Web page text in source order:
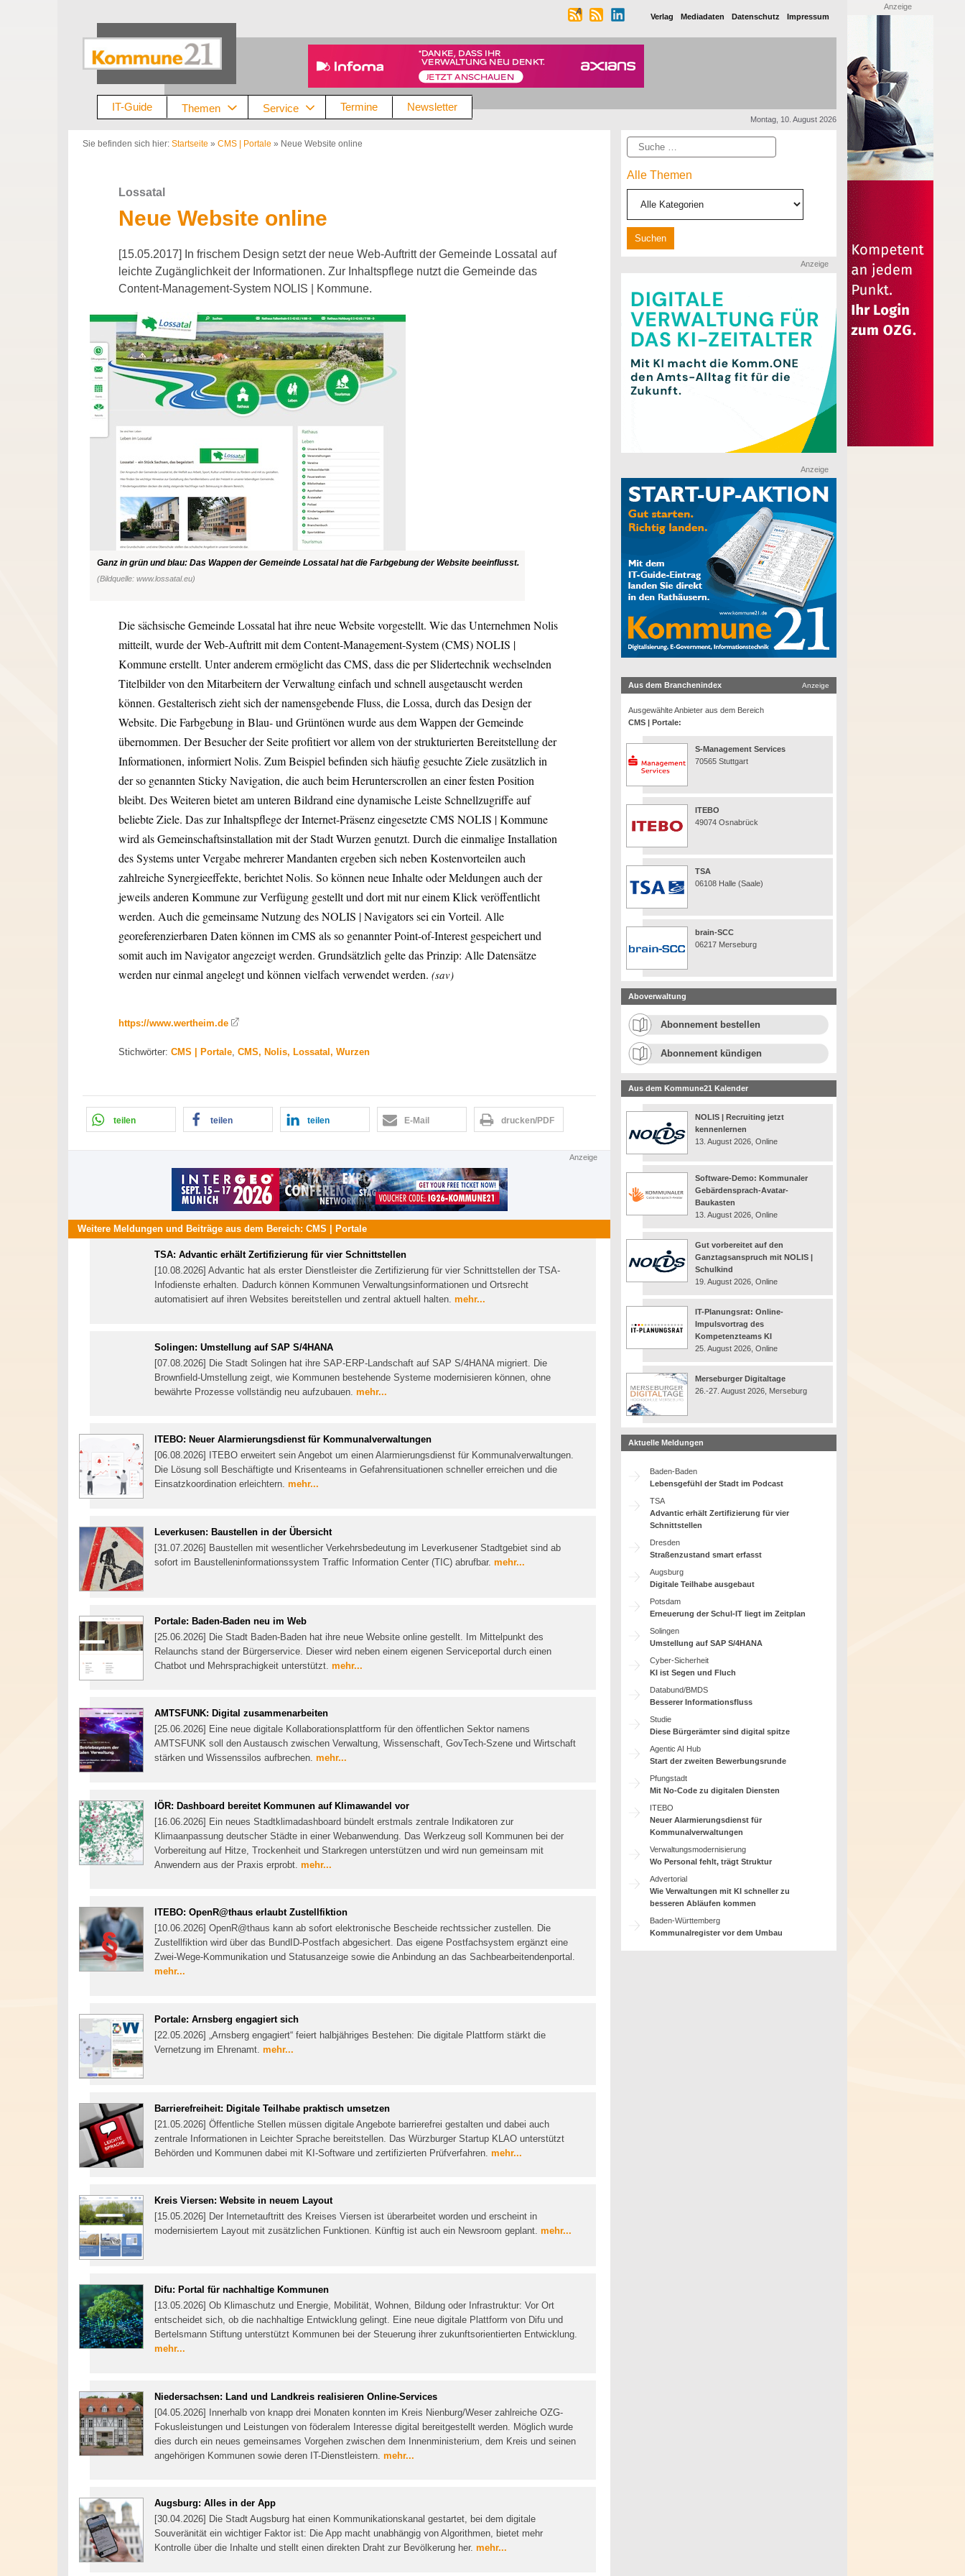
Verlag Mediadaten Datenschutz Impressum
IT-Guide Themen Service Termine Newsletter
Montag, 10. August 2026
Sie befinden sich hier: Startseite » CMS | Portale » Neue Website online
Lossatal
Neue Website online
[15.05.2017] In frischem Design setzt der neue Web-Auftritt der Gemeinde Lossatal auf
leichte Zugänglichkeit der Informationen. Zur Inhaltspflege nutzt die Gemeinde das
Content-Management-System NOLIS | Kommune.
Ganz in grün und blau: Das Wappen der Gemeinde Lossatal hat die Farbgebung der Website beeinflusst.
(Bildquelle: www.lossatal.eu)
Die sächsische Gemeinde Lossatal hat ihre neue Website vorgestellt. Wie das Unternehmen Nolis
mitteilt, wurde der Web-Auftritt mit dem Content-Management-System (CMS) NOLIS |
Kommune erstellt. Unter anderem ermöglicht das CMS, dass die per Slidertechnik wechselnden
Titelbilder von den Mitarbeitern der Verwaltung einfach und schnell ausgetauscht werden
können. Gestalterisch zieht sich der namensgebende Fluss, die Lossa, durch das Design der
Website. Die Farbgebung in Blau- und Grüntönen wurde aus dem Wappen der Gemeinde
übernommen. Der Besucher der Seite profitiert vor allem von der strukturierten Bereitstellung der
Informationen, informiert Nolis. Zum Beispiel befinden sich häufig gesuchte Ziele zusätzlich in
der so genannten Sticky Navigation, die auch beim Herunterscrollen an einer festen Position
bleibt. Des Weiteren bietet am unteren Bildrand eine dynamische Leiste Schnellzugriffe auf
beliebte Ziele. Das zur Inhaltspflege der Internet-Präsenz eingesetzte CMS NOLIS | Kommune
wird als Gemeinschaftsinstallation mit der Stadt Wurzen genutzt. Durch die einmalige Installation
des Systems unter Vergabe mehrerer Mandanten ergeben sich neben Kostenvorteilen auch
zahlreiche Synergieeffekte, berichtet Nolis. So können neue Inhalte oder Meldungen auch der
jeweils anderen Kommune zur Verfügung gestellt und dort mit nur einem Klick veröffentlicht
werden. Auch die gemeinsame Nutzung des NOLIS | Navigators sei ein Vorteil. Alle
georeferenzierbaren Daten können im CMS als so genannter Point-of-Interest gespeichert und
somit auch im Navigator angezeigt werden. Grundsätzlich gelte das Prinzip: Alle Datensätze
werden nur einmal angelegt und können vielfach verwendet werden. (sav)
https://www.wertheim.de
Stichwörter: CMS | Portale CMS, Nolis, Lossatal, Wurzen
teilen teilen teilen E-Mail drucken/PDF
Anzeige
Weitere Meldungen und Beiträge aus dem Bereich: CMS | Portale
TSA: Advantic erhält Zertifizierung für vier Schnittstellen
[10.08.2026] Advantic hat als erster Dienstleister die Zertifizierung für vier Schnittstellen der TSA-
Infodienste erhalten. Dadurch können Kommunen Verwaltungsinformationen und Ortsrecht
automatisiert auf ihren Websites bereitstellen und zentral aktuell halten. mehr...
Solingen: Umstellung auf SAP S/4HANA
[07.08.2026] Die Stadt Solingen hat ihre SAP-ERP-Landschaft auf SAP S/4HANA migriert. Die
Brownfield-Umstellung zeigt, wie Kommunen bestehende Systeme modernisieren können, ohne
bewährte Prozesse vollständig neu aufzubauen. mehr...
ITEBO: Neuer Alarmierungsdienst für Kommunalverwaltungen
[06.08.2026] ITEBO erweitert sein Angebot um einen Alarmierungsdienst für Kommunalverwaltungen.
Die Lösung soll Beschäftigte und Krisenteams in Gefahrensituationen schneller erreichen und die
Einsatzkoordination erleichtern. mehr...
Leverkusen: Baustellen in der Übersicht
[31.07.2026] Baustellen mit wesentlicher Verkehrsbedeutung im Leverkusener Stadtgebiet sind ab
sofort im Baustelleninformationssystem Traffic Information Center (TIC) abrufbar. mehr...
Portale: Baden-Baden neu im Web
[25.06.2026] Die Stadt Baden-Baden hat ihre neue Website online gestellt. Im Mittelpunkt des
Relaunchs stand der Bürgerservice. Dieser wird neben einem eigenen Serviceportal durch einen
Chatbot und Mehrsprachigkeit unterstützt. mehr...
AMTSFUNK: Digital zusammenarbeiten
[25.06.2026] Eine neue digitale Kollaborationsplattform für den öffentlichen Sektor namens
AMTSFUNK soll den Austausch zwischen Verwaltung, Wissenschaft, GovTech-Szene und Wirtschaft
stärken und Wissenssilos aufbrechen. mehr...
IÖR: Dashboard bereitet Kommunen auf Klimawandel vor
[16.06.2026] Ein neues Stadtklimadashboard bündelt erstmals zentrale Indikatoren zur
Klimaanpassung deutscher Städte in einer Webanwendung. Das Werkzeug soll Kommunen bei der
Vorbereitung auf Hitze, Trockenheit und Starkregen unterstützen und wird nun gemeinsam mit
Anwendern aus der Praxis erprobt. mehr...
ITEBO: OpenR@thaus erlaubt Zustellfiktion
[10.06.2026] OpenR@thaus kann ab sofort elektronische Bescheide rechtssicher zustellen. Die
Zustellfiktion wird über das BundID-Postfach abgesichert. Das eigene Postfachsystem ergänzt eine
Zwei-Wege-Kommunikation und Statusanzeige sowie die Anbindung an das Sachbearbeitendenportal.
mehr...
Portale: Arnsberg engagiert sich
[22.05.2026] „Arnsberg engagiert“ feiert halbjähriges Bestehen: Die digitale Plattform stärkt die
Vernetzung im Ehrenamt. mehr...
Barrierefreiheit: Digitale Teilhabe praktisch umsetzen
[21.05.2026] Öffentliche Stellen müssen digitale Angebote barrierefrei gestalten und dabei auch
zentrale Informationen in Leichter Sprache bereitstellen. Das Würzburger Startup KLAO unterstützt
Behörden und Kommunen dabei mit KI-Software und zertifizierten Prüfverfahren. mehr...
Kreis Viersen: Website in neuem Layout
[15.05.2026] Der Internetauftritt des Kreises Viersen ist überarbeitet worden und erscheint in
modernisiertem Layout mit zusätzlichen Funktionen. Künftig ist auch ein Newsroom geplant. mehr...
Difu: Portal für nachhaltige Kommunen
[13.05.2026] Ob Klimaschutz und Energie, Mobilität, Wohnen, Bildung oder Infrastruktur: Vor Ort
entscheidet sich, ob die nachhaltige Entwicklung gelingt. Eine neue digitale Plattform von Difu und
Bertelsmann Stiftung unterstützt Kommunen bei der Steuerung ihrer zukunftsorientierten Entwicklung.
mehr...
Niedersachsen: Land und Landkreis realisieren Online-Services
[04.05.2026] Innerhalb von knapp drei Monaten konnten im Kreis Nienburg/Weser zahlreiche OZG-
Fokusleistungen und Leistungen von föderalem Interesse digital bereitgestellt werden. Möglich wurde
dies durch ein neues gemeinsames Vorgehen zwischen dem Innenministerium, dem Kreis und seinen
angehörigen Kommunen sowie deren IT-Dienstleistern. mehr...
Augsburg: Alles in der App
[30.04.2026] Die Stadt Augsburg hat einen Kommunikationskanal gestartet, bei dem digitale
Souveränität ein wichtiger Faktor ist: Die App macht unabhängig von Algorithmen, bietet mehr
Kontrolle über die Inhalte und stellt einen direkten Draht zur Bevölkerung her. mehr...
Suche
Alle Themen
Anzeige
Anzeige
Aus dem Branchenindex Anzeige
Ausgewählte Anbieter aus dem Bereich
CMS | Portale:
S-Management Services
70565 Stuttgart
ITEBO
49074 Osnabrück
TSA
06108 Halle (Saale)
brain-SCC
06217 Merseburg
Aboverwaltung
Abonnement bestellen
Abonnement kündigen
Aus dem Kommune21 Kalender
NOLIS | Recruiting jetzt
kennenlernen
13. August 2026, Online
Software-Demo: Kommunaler
Gebärdensprach-Avatar-
Baukasten
13. August 2026, Online
Gut vorbereitet auf den
Ganztagsanspruch mit NOLIS |
Schulkind
19. August 2026, Online
IT-Planungsrat: Online-
Impulsvortrag des
Kompetenzteams KI
25. August 2026, Online
Merseburger Digitaltage
26.-27. August 2026, Merseburg
Aktuelle Meldungen
Baden-Baden
Lebensgefühl der Stadt im Podcast
TSA
Advantic erhält Zertifizierung für vier
Schnittstellen
Dresden
Straßenzustand smart erfasst
Augsburg
Digitale Teilhabe ausgebaut
Potsdam
Erneuerung der Schul-IT liegt im Zeitplan
Solingen
Umstellung auf SAP S/4HANA
Cyber-Sicherheit
KI ist Segen und Fluch
Databund/BMDS
Besserer Informationsfluss
Studie
Diese Bürgerämter sind digital spitze
Agentic AI Hub
Start der zweiten Bewerbungsrunde
Pfungstadt
Mit No-Code zu digitalen Diensten
ITEBO
Neuer Alarmierungsdienst für
Kommunalverwaltungen
Verwaltungsmodernisierung
Wo Personal fehlt, trägt Struktur
Advertorial
Wie Verwaltungen mit KI schneller zu
besseren Abläufen kommen
Baden-Württemberg
Kommunalregister vor dem Umbau
Anzeige